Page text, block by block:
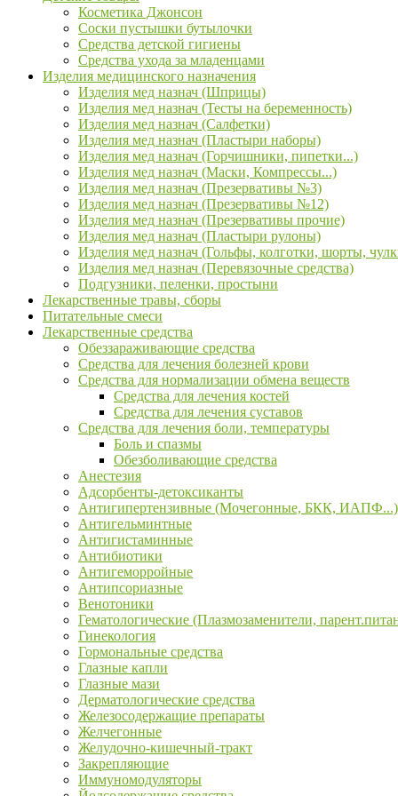
Косметика Джонсон
Соски пустышки бутылочки
Средства детской гигиены
Средства ухода за младенцами
Изделия медицинского назначения
Изделия мед назнач (Шприцы)
Изделия мед назнач (Тесты на беременность)
Изделия мед назнач (Салфетки)
Изделия мед назнач (Пластыри наборы)
Изделия мед назнач (Горчишники, пипетки...)
Изделия мед назнач (Маски, Компрессы...)
Изделия мед назнач (Презервативы №3)
Изделия мед назнач (Презервативы №12)
Изделия мед назнач (Презервативы прочие)
Изделия мед назнач (Пластыри рулоны)
Изделия мед назнач (Гольфы, колготки, шорты,
Изделия мед назнач (Перевязочные средства)
Подгузники, пеленки, простыни
Лекарственные травы, сборы
Питательные смеси
Лекарственные средства
Обеззараживающие средства
Средства для лечения болезней крови
Средства для нормализации обмена веществ
Средства для лечения костей
Средства для лечения суставов
Средства для лечения боли, температуры
Боль и спазмы
Обезболивающие средства
Анестезия
Адсорбенты-детоксиканты
Антигипертензивные (Мочегонные, БКК, ИАПФ...)
Антигельминтные
Антигистаминные
Антибиотики
Антигеморройные
Антипсориазные
Венотоники
Гематологические (Плазмозаменители,
Гинекология
Гормональные средства
Глазные капли
Глазные мази
Дерматологические средства
Железосодержащие препараты
Желчегонные
Желудочно-кишечный-тракт
Закрепляющие
Иммуномодуляторы